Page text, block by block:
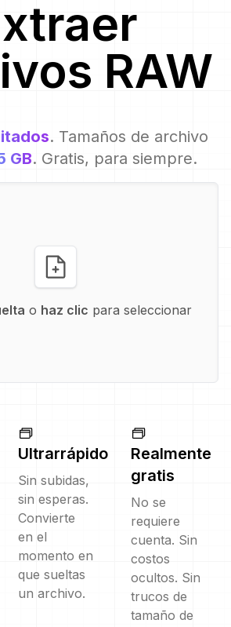
RAW
. Tamaños de archivo
GB. Gratis, para siempre.
o haz clic para seleccionar
Ultrarrápido
Sin subidas,
sin esperas.
Convierte
en el
momento en
que sueltas
un archivo.
Realmente
gratis
No se
requiere
cuenta. Sin
costos
ocultos. Sin
trucos de
tamaño de